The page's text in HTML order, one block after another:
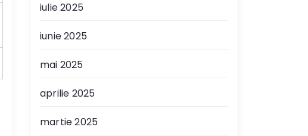
iulie 2025
iunie 2025
mai 2025
aprilie 2025
martie 2025